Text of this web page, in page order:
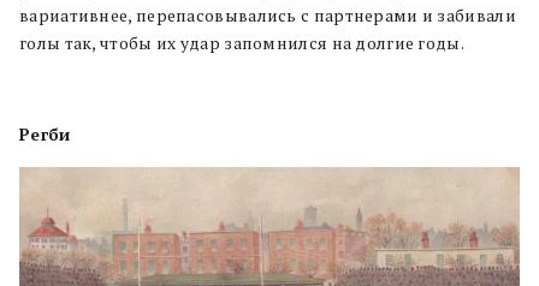
вариативнее, перепасовывались с партнерами и забивали
голы так, чтобы их удар запомнился на долгие годы.
Регби